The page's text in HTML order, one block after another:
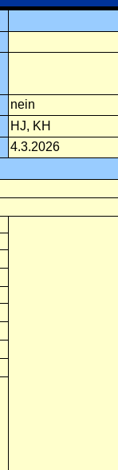
nein
HJ, KH
4.3.2026